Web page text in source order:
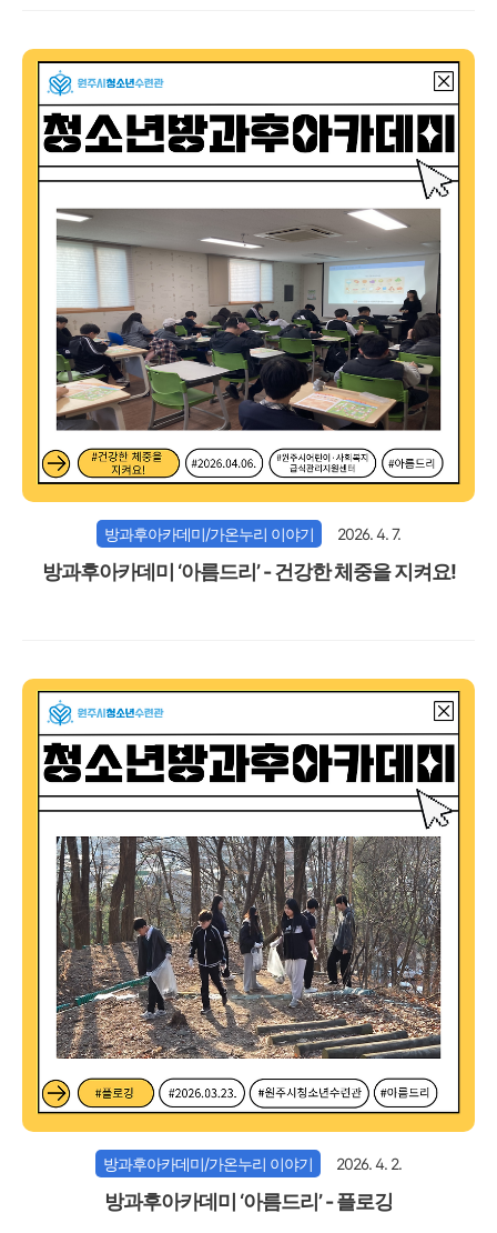
방과후아카데미/가온누리 이야기 2026. 4. 7.
방과후아카데미 ‘아름드리’ - 건강한 체중을 지켜요!
방과후아카데미/가온누리 이야기 2026. 4. 2.
방과후아카데미 ‘아름드리’ - 플로깅